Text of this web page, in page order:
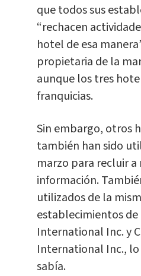
que todos sus
“rechacen
hotel de esa
propietaria de la
aunque los tres
franquicias.
Sin embargo, otros
también han sido
marzo para recluir a
información.
utilizados de la
establecimientos
International Inc. y
International Inc.,
sabía.